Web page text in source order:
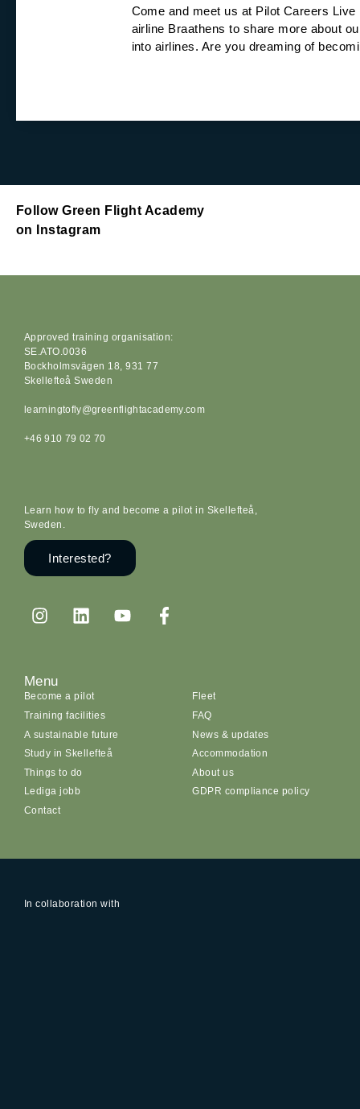
Come and meet us at Pilot Careers
airline Braathens to share more about
into airlines. Are you dreaming of
Follow Green Flight Academy
on Instagram
Approved training organisation:
SE.ATO.0036
Bockholmsvägen 18, 931 77
Skellefteå Sweden
learningtofly@greenflightacademy.com
+46 910 79 02 70
Menu
Become a pilot
Fleet
Training facilities
FAQ
A sustainable future
News & updates
Study in Skellefteå
Accommodation
Things to do
About us
Lediga jobb
GDPR compliance policy
Contact
Learn how to fly and become a pilot in Skellefteå,
Sweden.
Interested?
In collaboration with